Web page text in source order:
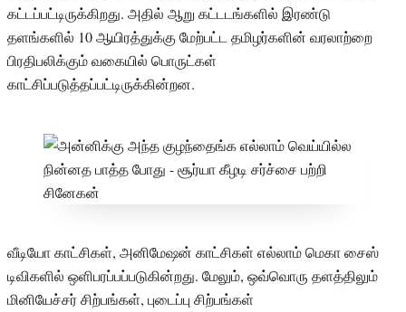
கட்டப்பட்டிருக்கிறது. அதில் ஆறு கட்டடங்களில் இரண்டு
தளங்களில் 10 ஆயிரத்துக்கு மேற்பட்ட தமிழர்களின் வரலாற்றை
பிரதிபலிக்கும் வகையில் பொருட்கள்
காட்சிப்படுத்தப்பட்டிருக்கின்றன.
வீடியோ காட்சிகள், அனிமேஷன் காட்சிகள் எல்லாம் மெகா சைஸ்
டிவிகளில் ஒளிபரப்பப்படுகின்றது. மேலும், ஒவ்வொரு தளத்திலும்
மினியேச்சர் சிற்பங்கள், புடைப்பு சிற்பங்கள்